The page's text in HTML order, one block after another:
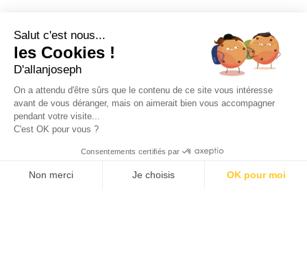
49, RUE FRANCIS DAVSO - 13001 MARSEILLE
eshop@allanjoseph.com
Salut c'est nous...
les Cookies !
D'allanjoseph
On a attendu d'être sûrs que le contenu de ce site vous intéresse
avant de vous déranger, mais on aimerait bien vous accompagner
pendant votre visite...
C'est OK pour vous ?
Consentements certifiés par
Non merci Je choisis OK pour moi